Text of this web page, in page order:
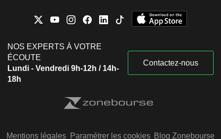
NOS EXPERTS À VOTRE
ÉCOUTE
Lundi - Vendredi 9h-12h / 14h-
18h
Contactez-nous
Mentions légales Paramétrer les cookies Blog Zonebourse